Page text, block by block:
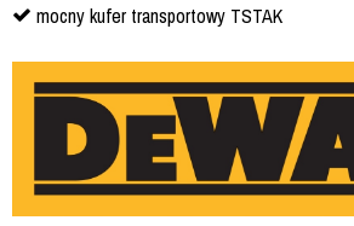
mocny kufer transportowy TSTAK